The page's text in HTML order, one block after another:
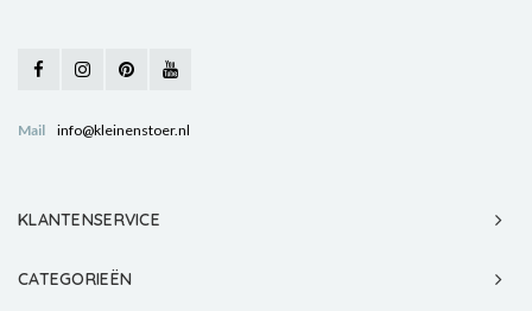
Mail info@kleinenstoer.nl
KLANTENSERVICE
CATEGORIEËN